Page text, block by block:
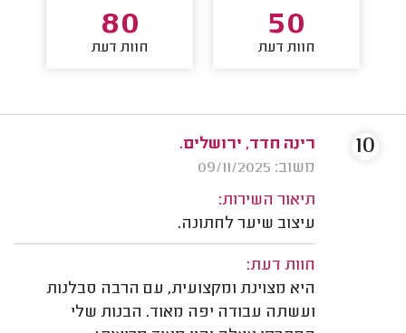
50
חוות דעת
80
חוות דעת
רינה חדד, ירושלים.
משוב: 09/11/2025
תיאור השירות:
עיצוב שיער לחתונה.
חוות דעת:
היא מצוינת ומקצועית, עם הרבה סבלנות
ועשתה עבודה יפה מאוד. הבנות שלי
10